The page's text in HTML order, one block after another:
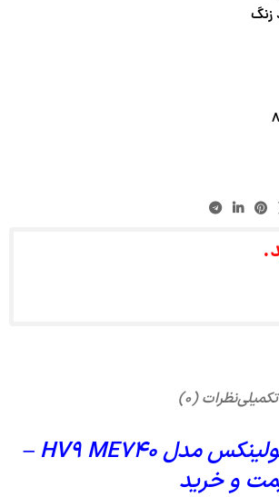
زنگ
نظرات (۰)
چرخ گوشت مولینکس مدل HV9 ME740 –
و خرید